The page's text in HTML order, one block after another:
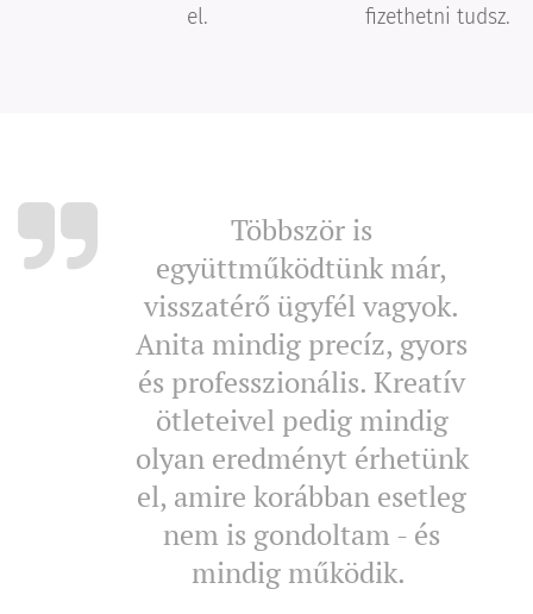
el.
fizethetni tudsz.
Többször is
együttműködtünk már,
visszatérő ügyfél vagyok.
Anita mindig precíz, gyors
és professzionális. Kreatív
ötleteivel pedig mindig
olyan eredményt érhetünk
el, amire korábban esetleg
nem is gondoltam - és
mindig működik.